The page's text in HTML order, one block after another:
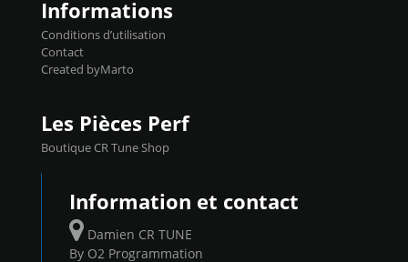
Informations
Conditions d’utilisation
Contact
Created byMarto
Les Pièces Perf
Boutique CR Tune Shop
Information et contact
Damien CR TUNE
By O2 Programmation